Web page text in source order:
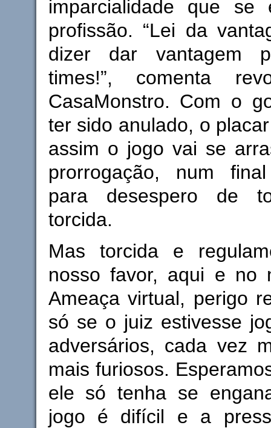
imparcialidade que
profissão. “Lei da
dizer dar vantagem
times!”, comenta
CasaMonstro. Com o
ter sido anulado, o
assim o jogo vai se
prorrogação, num
para desespero de
torcida.
Mas torcida e
nosso favor, aqui e no
Ameaça virtual, perigo
só se o juiz estivesse
adversários, cada vez
mais furiosos.
ele só tenha se
jogo é difícil e a